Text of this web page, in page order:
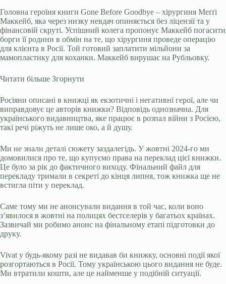
Головна героїня книги Gone Before Goodbye – хірургиня Меґґі
Маккейб, яка через низку невдач опиняється без ліцензії та у
фінансовій скруті. Успішний колега пропонує Маккейб погасити
борги її родини в обмін на те, що хірургиня проведе операцію
для клієнта в Росії. Той готовий заплатити мільйони за
мамопластику для коханки. Маккейб вирушає на Рубльовку.
Читати більше Згорнути
Росіяни описані в книжці як екзотичні і негативні герої, але чи
виправдовує це авторів книжки? Відповідь однозначна. Для
українського видавництва, яке працює в розпал війни з Росією,
такі речі ріжуть не лише око, а й душу.
Ми не знали деталі сюжету заздалегідь. У жовтні 2024-го ми
домовилися про те, що купуємо права на переклад цієї книжки.
Це було за рік до фактичного виходу. Фінальний файл для
перекладу тримали в секреті до кінця липня, тож книжка ще не
встигла піти у переклад.
Саме тому ми не анонсували видання в той час, коли воно
зʼявилося в жовтні на полицях бестселерів у багатьох країнах.
Зазвичай ми робимо анонс на фінальному етапі підготовки до
друку.
Vivat у будь-якому разі не видавав би книжку, основні події якої
розгортаються в Росії. Тому українською цього видання не буде.
Ми втратили кошти, але це найменше у подібній ситуації.